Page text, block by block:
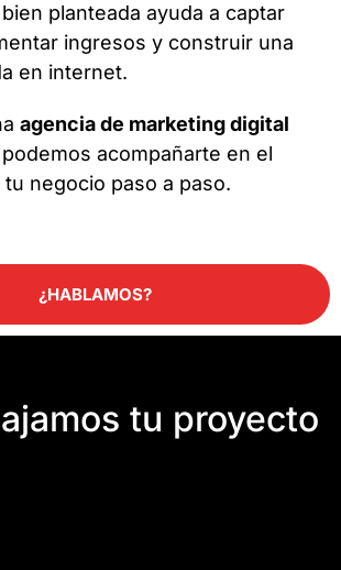
planteada ayuda a captar
ingresos y construir una
en internet.
agencia de marketing digital
podemos acompañarte en el
negocio paso a paso.
¿HABLAMOS?
tu proyecto